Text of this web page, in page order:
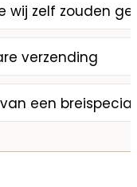
wij zelf zouden
verzending
een